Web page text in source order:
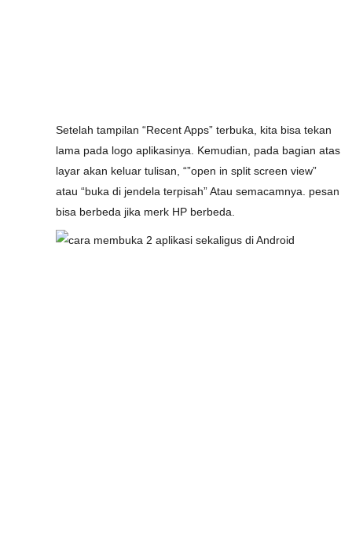
Setelah tampilan “Recent Apps” terbuka, kita bisa tekan
lama pada logo aplikasinya. Kemudian, pada bagian atas
layar akan keluar tulisan, “”open in split screen view”
atau “buka di jendela terpisah” Atau semacamnya. pesan
bisa berbeda jika merk HP berbeda.